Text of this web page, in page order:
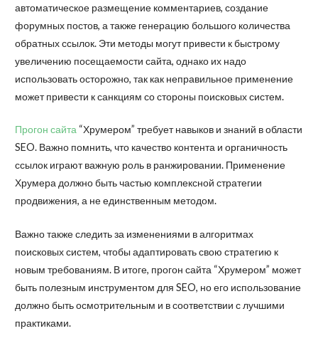
автоматическое размещение комментариев, создание
форумных постов, а также генерацию большого количества
обратных ссылок. Эти методы могут привести к быстрому
увеличению посещаемости сайта, однако их надо
использовать осторожно, так как неправильное применение
может привести к санкциям со стороны поисковых систем.
Прогон сайта “Хрумером” требует навыков и знаний в области
SEO. Важно помнить, что качество контента и органичность
ссылок играют важную роль в ранжировании. Применение
Хрумера должно быть частью комплексной стратегии
продвижения, а не единственным методом.
Важно также следить за изменениями в алгоритмах
поисковых систем, чтобы адаптировать свою стратегию к
новым требованиям. В итоге, прогон сайта “Хрумером” может
быть полезным инструментом для SEO, но его использование
должно быть осмотрительным и в соответствии с лучшими
практиками.